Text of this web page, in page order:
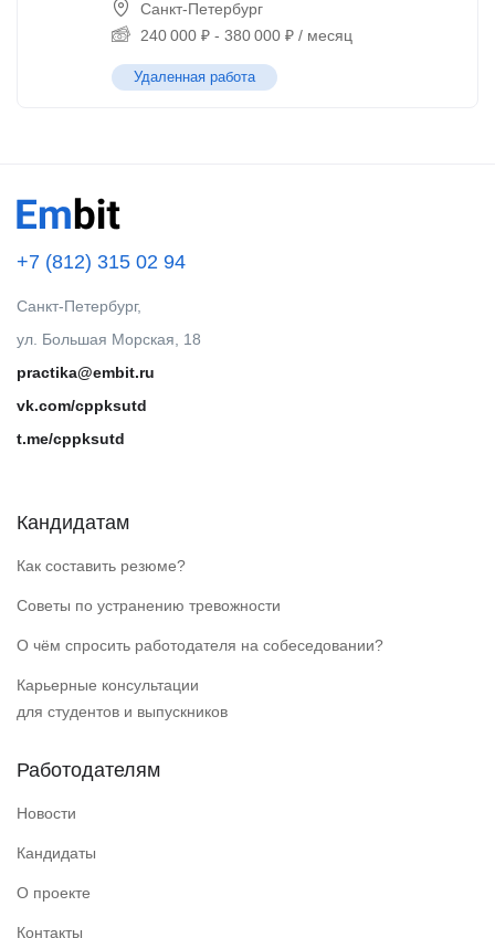
Санкт-Петербург
240 000 ₽ - 380 000 ₽ / месяц
Удаленная работа
+7 (812) 315 02 94
Санкт-Петербург,
ул. Большая Морская, 18
practika@embit.ru
vk.com/cppksutd
t.me/cppksutd
Кандидатам
Как составить резюме?
Советы по устранению тревожности
О чём спросить работодателя на собеседовании?
Карьерные консультации
для студентов и выпускников
Работодателям
Новости
Кандидаты
О проекте
Контакты